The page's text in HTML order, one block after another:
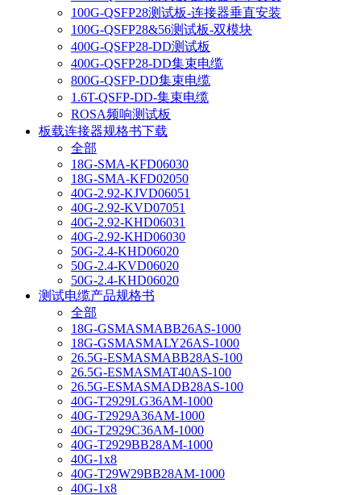
100G-QSFP28测试板-连接器垂直安装
100G-QSFP28&56测试板-双模块
400G-QSFP28-DD测试板
400G-QSFP28-DD集束电缆
800G-QSFP-DD集束电缆
1.6T-QSFP-DD-集束电缆
ROSA频响测试板
板载连接器规格书下载
全部
18G-SMA-KFD06030
18G-SMA-KFD02050
40G-2.92-KJVD06051
40G-2.92-KVD07051
40G-2.92-KHD06031
40G-2.92-KHD06030
50G-2.4-KHD06020
50G-2.4-KVD06020
50G-2.4-KHD06020
测试电缆产品规格书
全部
18G-GSMASMABB26AS-1000
18G-GSMASMALY26AS-1000
26.5G-ESMASMABB28AS-100
26.5G-ESMASMAT40AS-100
26.5G-ESMASMADB28AS-100
40G-T2929LG36AM-1000
40G-T2929A36AM-1000
40G-T2929C36AM-1000
40G-T2929BB28AM-1000
40G-1x8
40G-T29W29BB28AM-1000
40G-1x8